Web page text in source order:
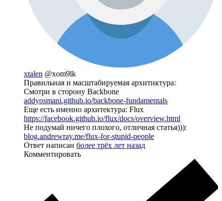
xtalen @xom9lk
Правильная и масштабируемая архитиктура:
Смотри в сторону Backbone
addyosmani.github.io/backbone-fundamentals
Еще есть именно архитектура: Flux
https://facebook.github.io/flux/docs/overview.html
Не подумай ничего плохого, отличная статья))):
blog.andrewray.me/flux-for-stupid-people
Ответ написан более трёх лет назад
Комментировать